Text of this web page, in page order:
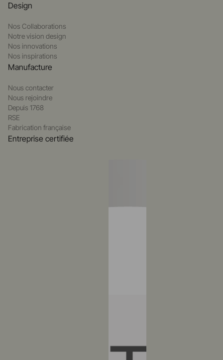
Design
Nos Collaborations
Notre vision design
Nos innovations
Nos inspirations
Manufacture
Nous contacter
Nous rejoindre
Depuis 1768
RSE
Fabrication française
Entreprise certifiée